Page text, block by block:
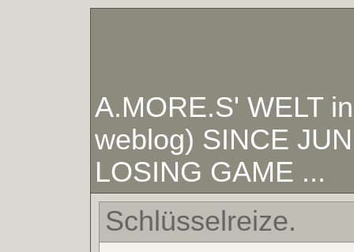
A.MORE.S' WELT
weblog) SINCE
LOSING GAME ...
Schlüsselreize.